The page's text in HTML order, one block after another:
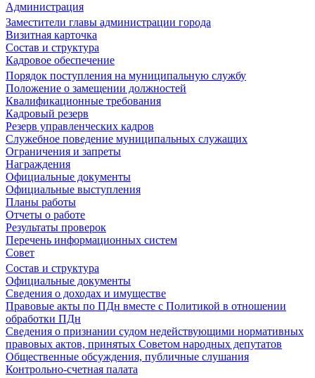
Администрация
Заместители главы администрации города
Визитная карточка
Состав и структура
Кадровое обеспечение
Порядок поступления на муниципальную службу
Положение о замещении должностей
Квалификационные требования
Кадровый резерв
Резерв управленческих кадров
Служебное поведение муниципальных служащих
Ограничения и запреты
Награждения
Официальные документы
Официальные выступления
Планы работы
Отчеты о работе
Результаты проверок
Перечень информационных систем
Совет
Состав и структура
Официальные документы
Сведения о доходах и имуществе
Правовые акты по ПДн вместе с Политикой в отношении
обработки ПДн
Сведения о признании судом недействующими нормативных
правовых актов, принятых Советом народных депутатов
Общественные обсуждения, публичные слушания
Контрольно-счетная палата